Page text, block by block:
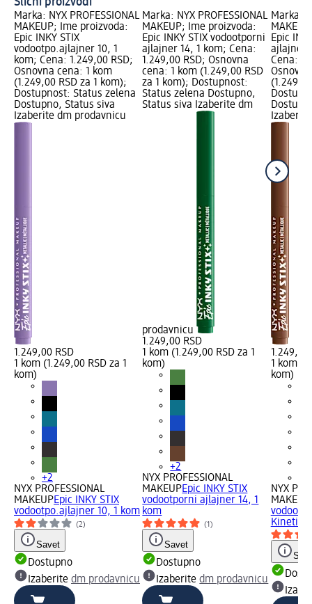
Marka: NYX PROFESSIONAL
MAKEUP; Ime proizvoda:
Epic INKY STIX
vodootpo.ajlajner 10, 1
kom; Cena: 1.249,00 RSD;
Osnovna cena: 1 kom
(1.249,00 RSD za 1 kom);
Dostupnost: Status zelena
Dostupno, Status siva
Izaberite dm prodavnicu
1.249,00 RSD
1 kom (1.249,00 RSD za 1
kom)
+2
NYX PROFESSIONAL
MAKEUPEpic INKY STIX
vodootpo.ajlajner 10, 1 kom
(2)
Savet
Dostupno
Izaberite dm prodavnicu
Marka: NYX PROFESSIONAL
MAKEUP; Ime proizvoda:
Epic INKY STIX vodootporni
ajlajner 14, 1 kom; Cena:
1.249,00 RSD; Osnovna
cena: 1 kom (1.249,00 RSD
za 1 kom); Dostupnost:
Status zelena Dostupno,
Status siva Izaberite dm
prodavnicu
1.249,00 RSD
1 kom (1.249,00 RSD za 1
kom)
+2
NYX PROFESSIONAL
MAKEUPEpic INKY STIX
vodootporni ajlajner 14, 1
kom
(1)
Savet
Dostupno
Izaberitedm prodavnicu
Marka:
Epic
ajlajner
Cena:
1.249,00
1 kom
kom)
NYX
MAKEUP
Kinetic,